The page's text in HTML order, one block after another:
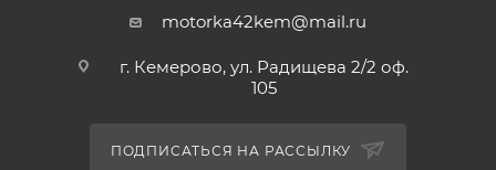
motorka42kem@mail.ru
г. Кемерово, ул. Радищева 2/2 оф.
105
ПОДПИСАТЬСЯ НА РАССЫЛКУ